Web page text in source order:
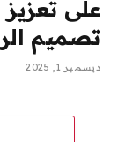
على
تصميم
ديسمبر 1, 2025